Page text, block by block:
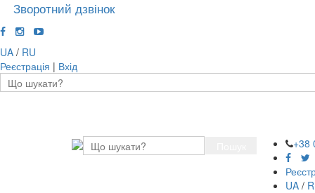
Зворотний дзвінок
UA / RU
Реєстрація | Вхід
+38
UA /